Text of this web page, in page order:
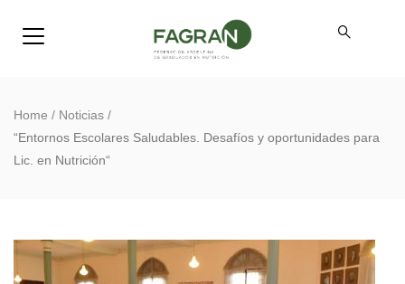
Home / Noticias /
“Entornos Escolares Saludables. Desafíos y oportunidades para
Lic. en Nutrición“